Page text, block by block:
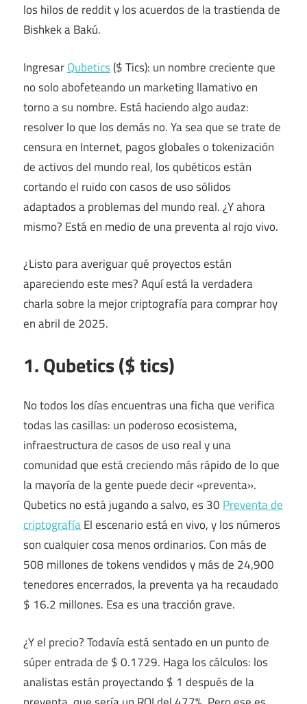
los hilos de reddit y los acuerdos de la trastienda de
Bishkek a Bakú.
IngresarQubetics($ Tics): un nombre creciente que
no solo abofeteando un marketing llamativo en
torno a su nombre. Está haciendo algo audaz:
resolver lo que los demás no. Ya sea que se trate de
censura en Internet, pagos globales o tokenización
de activos del mundo real, los qubéticos están
cortando el ruido con casos de uso sólidos
adaptados a problemas del mundo real. ¿Y ahora
mismo? Está en medio de una preventa al rojo vivo.
¿Listo para averiguar qué proyectos están
apareciendo este mes? Aquí está la verdadera
charla sobre la mejor criptografía para comprar hoy
en abril de 2025.
1. Qubetics ($ tics)
No todos los días encuentras una ficha que verifica
todas las casillas: un poderoso ecosistema,
infraestructura de casos de uso real y una
comunidad que está creciendo más rápido de lo que
la mayoría de la gente puede decir «preventa».
Qubetics no está jugando a salvo, es 30 Preventa de
criptografíaEl escenario está en vivo, y los números
son cualquier cosa menos ordinarios. Con más de
508 millones de tokens vendidos y más de 24,900
tenedores encerrados, la preventa ya ha recaudado
$ 16.2 millones. Esa es una tracción grave.
¿Y el precio? Todavía está sentado en un punto de
súper entrada de $ 0.1729. Haga los cálculos: los
analistas están proyectando $ 1 después de la